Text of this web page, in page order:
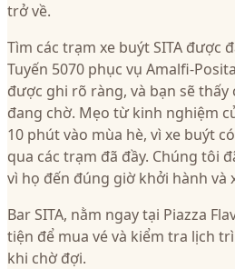
trở về.
Tìm các trạm xe buýt SITA được
Tuyến 5070 phục vụ Amalfi-
được ghi rõ ràng, và bạn sẽ thấy
đang chờ. Mẹo từ kinh nghiệm
10 phút vào mùa hè, vì xe buýt
qua các trạm đã đầy. Chúng tôi
vì họ đến đúng giờ khởi hành và
Bar SITA, nằm ngay tại Piazza
tiện để mua vé và kiểm tra lịch
khi chờ đợi.